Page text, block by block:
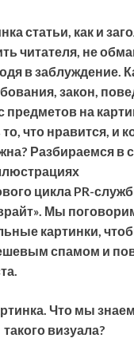
статьи, как и
читателя, не
в заблуждение.
закон,
предметов на
что нравится, и
? Разбираемся в
цикла PR-
. Мы
картинки,
спамом и
Что мы
такого визуала?